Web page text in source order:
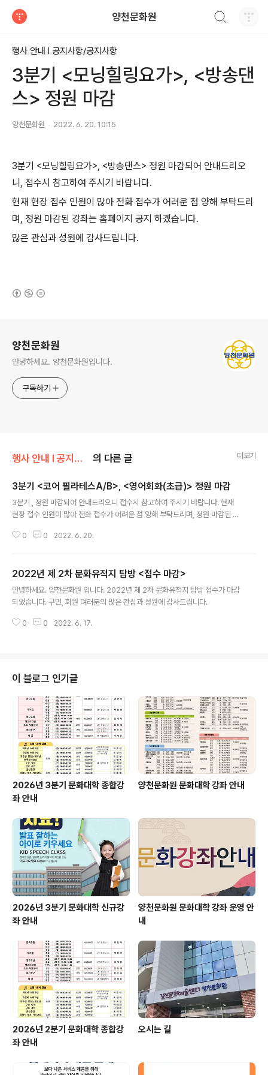
양천문화원
행사 안내 Ι 공지사항/공지사항
3분기 <모닝힐링요가>, <방송댄
스> 정원 마감
양천문화원 2022. 6. 20. 10:15
3분기 <모닝힐링요가>, <방송댄스> 정원 마감되어 안내드리오
니, 접수시 참고하여 주시기 바랍니다.
현재 현장 접수 인원이 많아 전화 접수가 어려운 점 양해 부탁드리
며, 정원 마감된 강좌는 홈페이지 공지 하겠습니다.
많은 관심과 성원에 감사드립니다.
양천문화원
안녕하세요. 양천문화원입니다.
구독하기
행사 안내 Ι 공지사항/공지사항 의 다른 글 더보기
3분기 <코어 필라테스A/B>, <영어회화(초급)> 정원 마감
3분기 , 정원 마감되어 안내드리오니 접수시 참고하여 주시기 바랍니다. 현재
현장 접수 인원이 많아 전화 접수가 어려운 점 양해 부탁드리며, 정원 마감된 강
0 0 2022. 6. 20.
2022년 제 2차 문화유적지 탐방 <접수 마감>
안녕하세요. 양천문화원 입니다. 2022년 제 2차 문화유적지 탐방 접수가 마감
되었습니다. 구민, 회원 여러분의 많은 관심과 성원에 감사드립니다.
0 0 2022. 6. 17.
이 블로그 인기글
2026년 3분기 문화대학 종합강
좌 안내
양천문화원 문화대학 강좌 안내
2026년 3분기 문화대학 신규강
좌 안내
양천문화원 문화대학 강좌 운영 안
내
2026년 2분기 문화대학 종합강
좌 안내
오시는 길